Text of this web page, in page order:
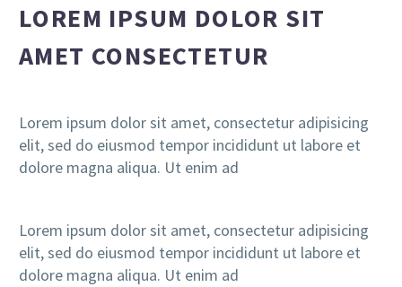
LOREM IPSUM DOLOR SIT
AMET CONSECTETUR
Lorem ipsum dolor sit amet, consectetur adipisicing
elit, sed do eiusmod tempor incididunt ut labore et
dolore magna aliqua. Ut enim ad
Lorem ipsum dolor sit amet, consectetur adipisicing
elit, sed do eiusmod tempor incididunt ut labore et
dolore magna aliqua. Ut enim ad